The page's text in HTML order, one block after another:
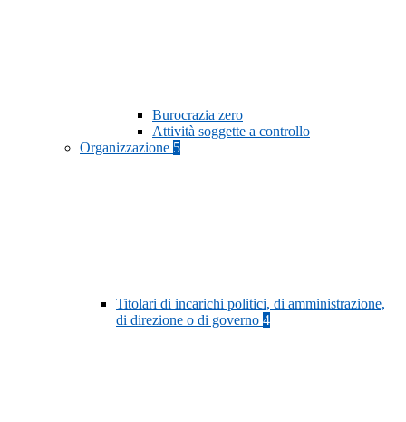
Burocrazia zero
Attività soggette a controllo
Organizzazione 5
Titolari di incarichi politici, di amministrazione,
di direzione o di governo 4